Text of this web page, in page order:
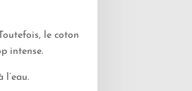
le coton
intense.
l’eau.